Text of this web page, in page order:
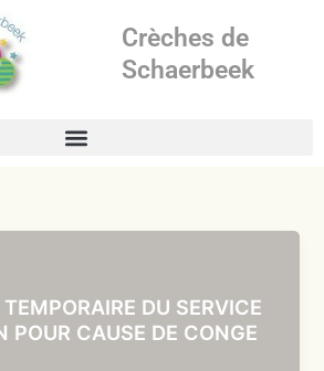
Crèches de
Schaerbeek
DU SERVICE
POUR CAUSE DE CONGE